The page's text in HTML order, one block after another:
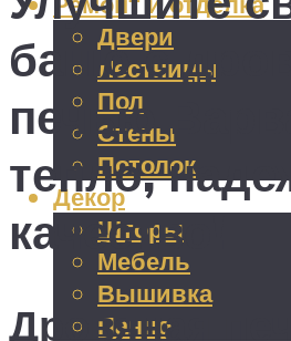
Двери
Лестницы
Пол
Стены
Потолок
Декор
Шторы
Мебель
Вышивка
Панно
баню с
печью
тепло,
качество!
Дровяная